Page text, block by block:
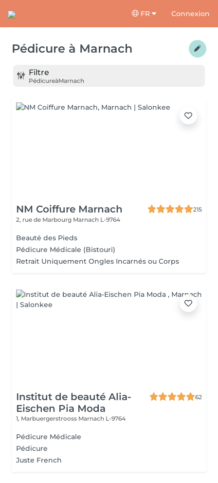
FR Connexion
Pédicure à Marnach
Filtre
PédicureàMarnach
NM Coiffure Marnach
215
2, rue de Marbourg Marnach L-9764
Beauté des Pieds
Pédicure Médicale (Bistouri)
Retrait Uniquement Ongles Incarnés ou Corps
Institut de beauté Alia-
Eischen Pia Moda
62
1, Marbuergerstrooss Marnach L-9764
Pédicure Médicale
Pédicure
Juste French